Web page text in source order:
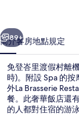
的
相
片
集
個 下一個
89+
簡介客房地點規定
免登峇里渡假村離
時)。附設 Spa 的
外La Brasserie
餐。此奢華飯店還
的人都對住宿的游